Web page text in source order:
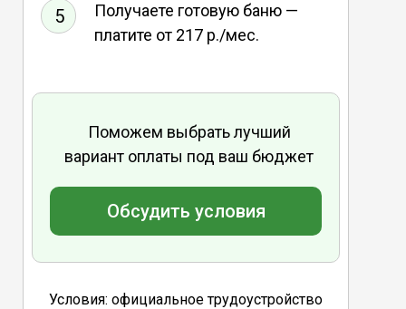
5
Получаете готовую баню —
платите от 217 р./мес.
Обсудить условия
Поможем выбрать лучший
вариант оплаты под ваш бюджет
Условия: официальное трудоустройство